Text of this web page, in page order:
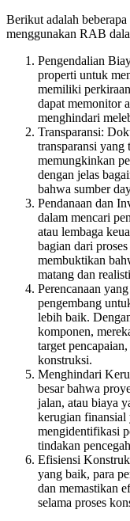
Berikut adalah beberapa
menggunakan RAB
Pengendalian
properti untuk
memiliki
dapat memonitor
menghindari
Transparansi:
transparansi
memungkinkan
dengan jelas
bahwa sumber
Pendanaan dan
dalam mencari
atau lembaga
bagian dari
membuktikan
matang dan
Perencanaan
pengembang
lebih baik.
komponen,
target
konstruksi.
Menghindari
besar bahwa
jalan, atau biaya
kerugian
mengidentifikasi
tindakan
Efisiensi
yang baik, para
dan memastikan
selama proses